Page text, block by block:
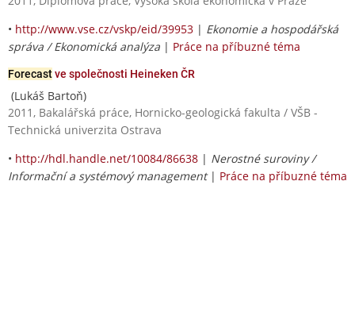
• http://www.vse.cz/vskp/eid/39953 | Ekonomie a hospodářská
správa / Ekonomická analýza | Práce na příbuzné téma
Forecastve společnosti Heineken ČR
(Lukáš Bartoň)
2011, Bakalářská práce, Hornicko-geologická fakulta / VŠB -
Technická univerzita Ostrava
• http://hdl.handle.net/10084/86638 | Nerostné suroviny /
Informační a systémový management| Práce na příbuzné téma